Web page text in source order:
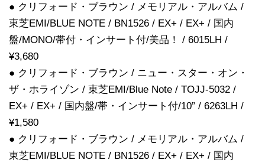
● クリフォード・ブラウン / メモリアル・アルバム /
東芝EMI/BLUE NOTE / BN1526 / EX+ / EX+ / 国内
盤/MONO/帯付・インサート付/美品！ / 6015LH /
¥3,680
● クリフォード・ブラウン / ニュー・スター・オン・
ザ・ホライゾン / 東芝EMI/Blue Note / TOJJ-5032 /
EX+ / EX+ / 国内盤/帯・インサート付/10” / 6263LH /
¥1,580
● クリフォード・ブラウン / メモリアル・アルバム /
東芝EMI/BLUE NOTE / BN1526 / EX+ / EX+ / 国内